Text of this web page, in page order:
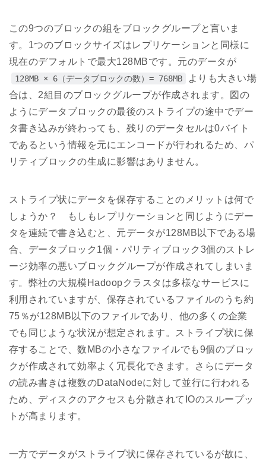
この9つのブロックの組をブロックグループと言いま
す。1つのブロックサイズはレプリケーションと同様に
現在のデフォルトで最大128MBです。元のデータが
128MB × 6（データブロックの数）= 768MB
よりも大きい場
合は、2組目のブロックグループが作成されます。図の
ようにデータブロックの最後のストライプの途中でデー
タ書き込みが終わっても、残りのデータセルは0バイト
であるという情報を元にエンコードが行われるため、パ
リティブロックの生成に影響はありません。
ストライプ状にデータを保存することのメリットは何で
しょうか？ もしもレプリケーションと同じようにデー
タを連続で書き込むと、元データが128MB以下である場
合、データブロック1個・パリティブロック3個のストレ
ージ効率の悪いブロックグループが作成されてしまいま
す。弊社の大規模Hadoopクラスタは多様なサービスに
利用されていますが、保存されているファイルのうち約
75％が128MB以下のファイルであり、他の多くの企業
でも同じような状況が想定されます。ストライプ状に保
存することで、数MBの小さなファイルでも9個のブロッ
クが作成されて効率よく冗長化できます。さらにデータ
の読み書きは複数のDataNodeに対して並行に行われる
ため、ディスクのアクセスも分散されてIOのスループッ
トが高まります。
一方でデータがストライプ状に保存されているが故に、